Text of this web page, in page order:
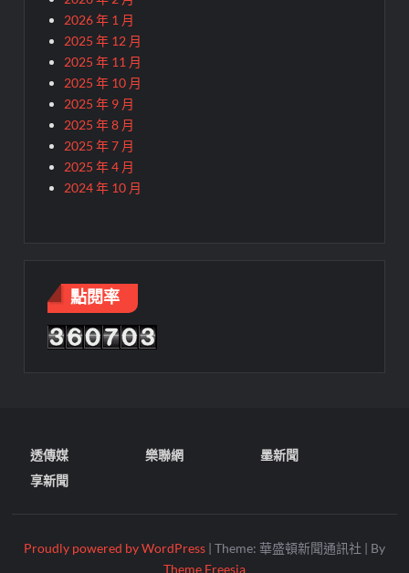
2026 年 1 月
2025 年 12 月
2025 年 11 月
2025 年 10 月
2025 年 9 月
2025 年 8 月
2025 年 7 月
2025 年 4 月
2024 年 10 月
點閱率
透傳媒 樂聯網
墨新聞
享新聞
Proudly powered by WordPress | Theme: 華盛頓新聞通訊社 | By
Theme Freesia